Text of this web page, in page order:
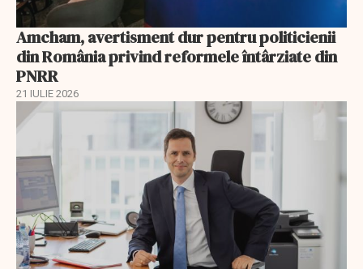
Amcham, avertisment dur pentru politicienii
din România privind reformele întârziate din
PNRR
21 IULIE 2026